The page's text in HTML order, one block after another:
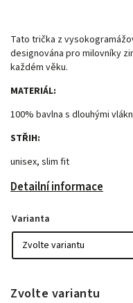
Tato trička z
designována pro milovníky
každém věku.
MATERIÁL:
100% bavlna s dlouhými
STŘIH:
unisex, slim fit
Detailní informace
Varianta
Zvolte variantu